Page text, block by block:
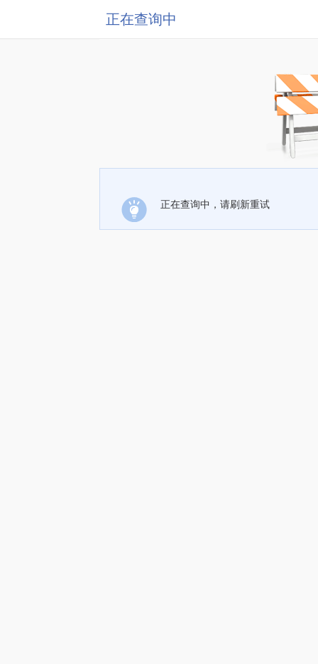
正在查询中
正在查询中，请刷新重试